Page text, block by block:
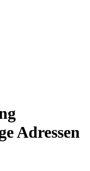
Adressen